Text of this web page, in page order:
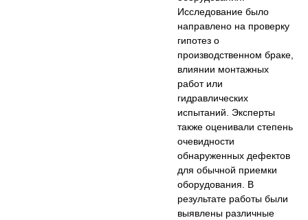
Исследование было
направлено на проверку
гипотез о
производственном браке,
влиянии монтажных
работ или
гидравлических
испытаний. Эксперты
также оценивали степень
очевидности
обнаруженных дефектов
для обычной приемки
оборудования. В
результате работы были
выявлены различные